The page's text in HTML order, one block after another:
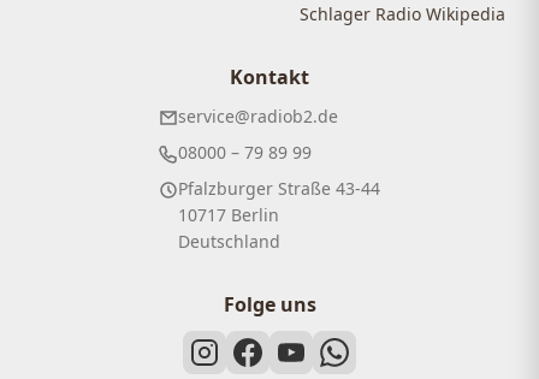
Schlager Radio Wikipedia
Kontakt
service@radiob2.de
08000 – 79 89 99
Pfalzburger Straße 43-44
10717 Berlin
Deutschland
Folge uns